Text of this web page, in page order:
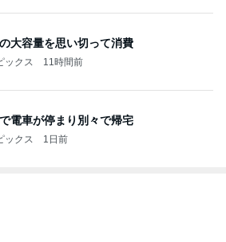
大容量を思い切って消費
ックス 11時間前
電車が停まり別々で帰宅
ックス 1日前